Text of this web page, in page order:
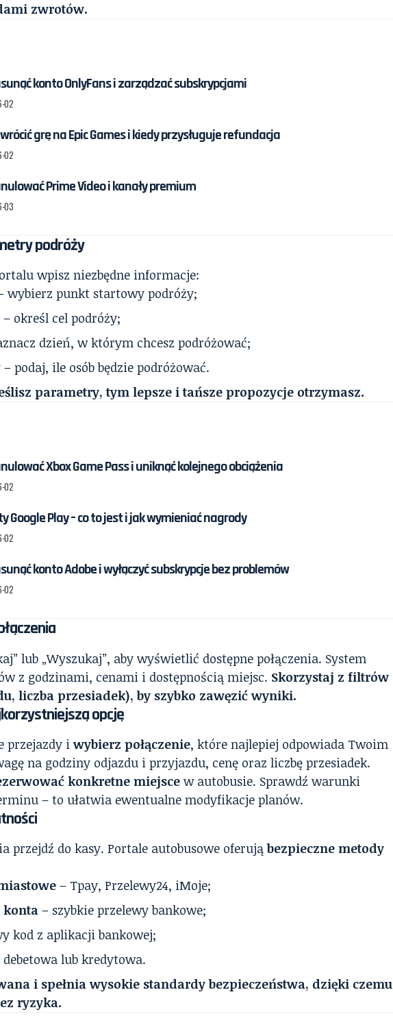
zwrotów.
konto OnlyFans i zarządzać subskrypcjami
02
grę na Epic Games i kiedy przysługuje refundacja
02
Prime Video i kanały premium
03
podróży
wpisz niezbędne informacje:
wybierz punkt startowy podróży;
– określ cel podróży;
dzień, w którym chcesz podróżować;
– podaj, ile osób będzie podróżować.
parametry, tym lepsze i tańsze propozycje otrzymasz.
Xbox Game Pass i uniknąć kolejnego obciążenia
02
Google Play – co to jest i jak wymieniać nagrody
02
konto Adobe i wyłączyć subskrypcje bez problemów
02
lub „Wyszukaj”, aby wyświetlić dostępne połączenia. System
z godzinami, cenami i dostępnością miejsc. Skorzystaj z filtrów
liczba przesiadek), by szybko zawęzić wyniki.
opcję
przejazdy iwybierz połączenie, które najlepiej odpowiada Twoim
na godziny odjazdu i przyjazdu, cenę oraz liczbę przesiadek.
konkretne miejsce w autobusie. Sprawdź warunki
– to ułatwia ewentualne modyfikacje planów.
przejdź do kasy. Portale autobusowe oferująbezpieczne metody
– Tpay, Przelewy24, iMoje;
konta – szybkie przelewy bankowe;
kod z aplikacji bankowej;
debetowa lub kredytowa.
i spełnia wysokie standardy bezpieczeństwa, dzięki czemu
ryzyka.